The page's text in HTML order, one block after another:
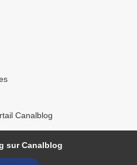
Canalblog
sur Canalblog